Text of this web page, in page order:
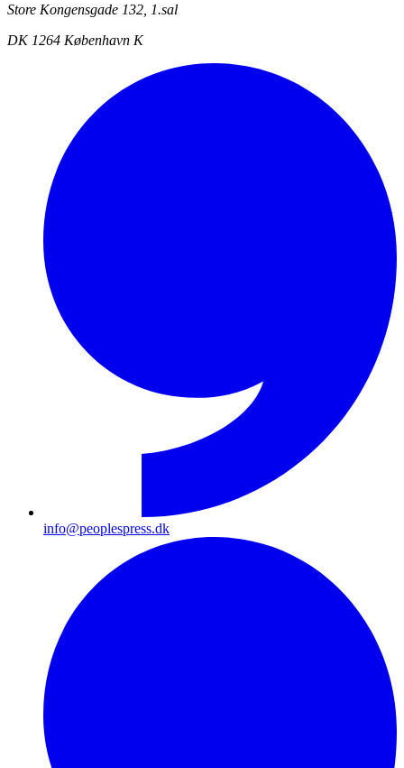
Store Kongensgade 132, 1.sal
DK 1264 København K
info@peoplespress.dk